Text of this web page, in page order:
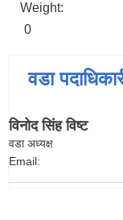
Weight:
0
वडा
विनोद सिंह विष्ट
वडा अध्यक्ष
Email: